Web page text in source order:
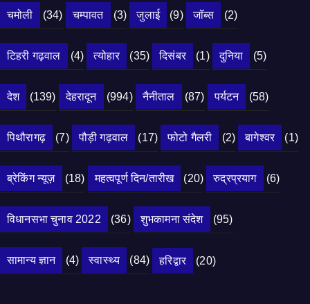
चमोली (34) चम्पावत (3) जुलाई (9) जॉब्स (2)
टिहरी गढ़वाल (4) त्योहार (35) दिसंबर (1) दुनिया (5)
देश (139) देहरादून (994) नैनीताल (87) पर्यटन (58)
पिथौरागढ़ (7) पौड़ी गढ़वाल (17) फोटो गैलरी (2) बागेश्वर (1)
ब्रेकिंग न्यूज़ (18) महत्वपूर्ण दिन/तारीख (20) रुद्रप्रयाग (6)
विधानसभा चुनाव 2022 (36) शुभकामना संदेश (95)
सामान्य ज्ञान (4) स्वास्थ्य (84) हरिद्वार (20)